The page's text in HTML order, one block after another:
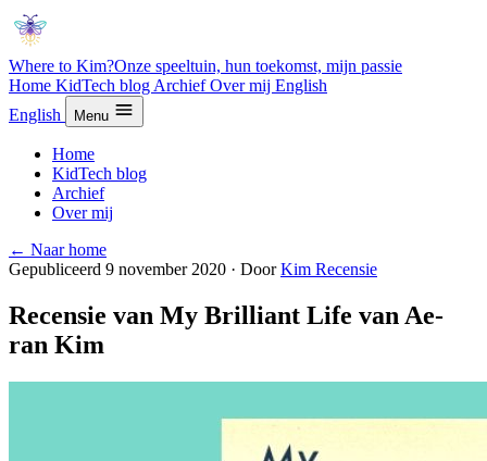
Where to Kim?Onze speeltuin, hun toekomst, mijn passie
Home KidTech blog ArchiefOver mij English
English
Menu
Home
KidTech blog
Archief
Over mij
← Naar home
Gepubliceerd 9 november 2020 · DoorKim Recensie
Recensie van My Brilliant Life van Ae-
ran Kim